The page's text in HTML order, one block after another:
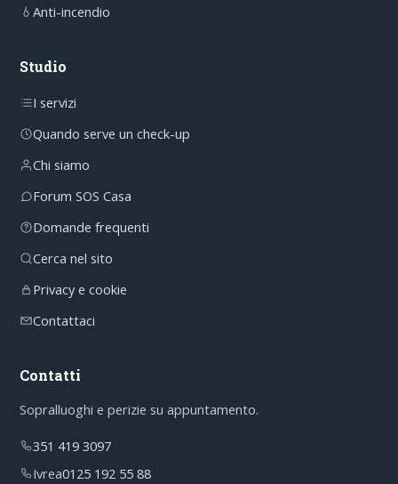
Anti-incendio
Studio
I servizi
Quando serve un check-up
Chi siamo
Forum SOS Casa
Domande frequenti
Cerca nel sito
Privacy e cookie
Contattaci
Contatti
Sopralluoghi e perizie su appuntamento.
351 419 3097
Ivrea0125 192 55 88